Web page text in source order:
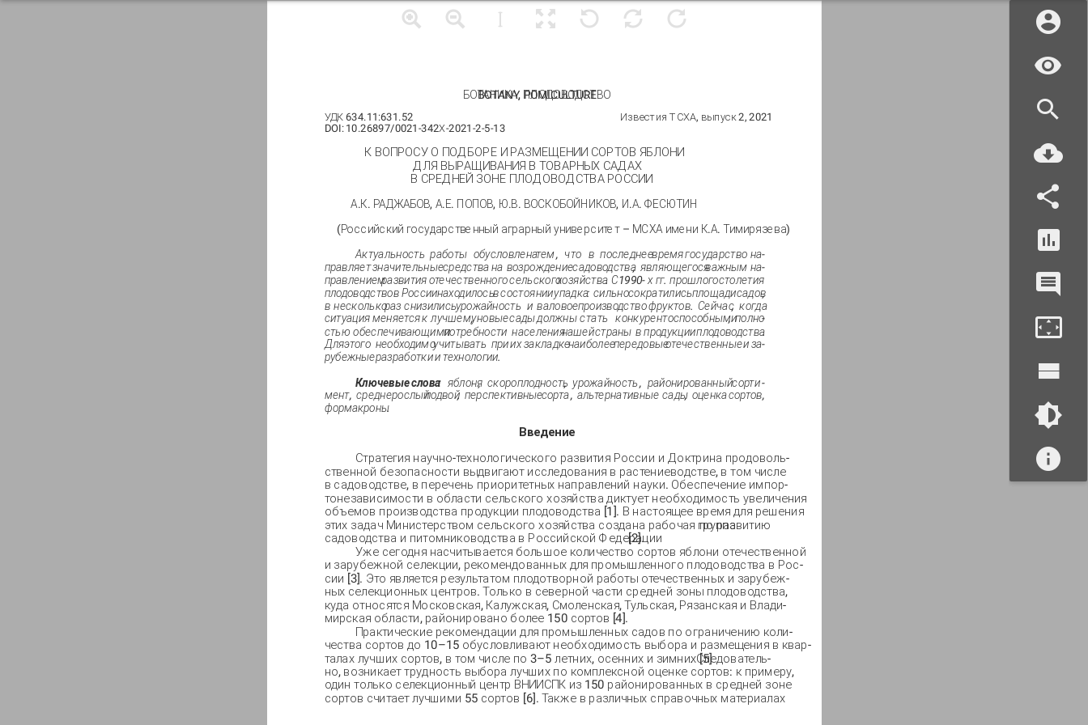
Известия ТСХА, выпуск 2, 2021
УДК 634.11:631.52
DOI: 10.26897/0021-342Х-2021-2-5-13
К ВОПРОСУ О ПОДБОРЕ И РАЗМЕЩЕНИИ СОРТОВ ЯБЛОНИ
ДЛЯ ВЫРАЩИВАНИЯ В ТОВАРНЫХ САДАХ
В СРЕДНЕЙ ЗОНЕ ПЛОДОВОДСТВА РОССИИ
А.К. РАДЖАБОВ, А.Е. ПОПОВ, Ю.В. ВОСКОБОЙНИКОВ, И.А. ФЕСЮТИН
(Российский государственный аграрный университет – МСХА имени К.А. Тимирязева)
Актуальность работы обусловленатем, что в последнеевремягосударство на-
правляетзначительныесредствана возрождениесадоводства
, являющегосяважным на-
правлениемразвитияотечественногосельскогохозяйства. С1990- х гг. прошлогостолетия
плодоводствов Россиинаходилосьвсостоянииупадка: сильносократилисьплощадисадов
,
в несколькораз снизилисьурожайность и валовоепроизводствофруктов. Сейчас, когда
ситуацияменяетсяк лучшему
, новыесадыдолжны стать конкурентоспособными
, полно-
стью обеспечивающимипотребности населениянашейстраны впродукцииплодоводства.
Дляэтого необходимоучитывать приих закладкенаиболеепередовыеотечественныеиза-
рубежныеразработкиитехнологии.
Ключевыеслова: яблоня
, скороплодность
, урожайность, районированныйсорти-
мент, среднерослыйподвой, перспективныесорта, альтернативные сады
, оценкасортов,
формакроны.
Введение
Стратегия научно-технологического развития России и Доктрина продоволь-
ственной безопасности выдвигают исследования в растениеводстве, в том числе
в садоводстве, в перечень приоритетных направлений науки. Обеспечение импор-
тонезависимости в области сельского хозяйства диктует необходимость увеличения
объемов производства продукции плодоводства [1]. В настоящее время для решения
этих задач Министерством сельского хозяйства создана рабочая группапо развитию
садоводства и питомниководства в Российской Федерации
[2].
Уже сегодня насчитывается большое количество сортов яблони отечественной
и зарубежной селекции, рекомендованных для промышленного плодоводства в Рос-
сии [3]. Это является результатом плодотворной работы отечественных и зарубеж-
ных селекционных центров. Только в северной части средней зоны плодоводства,
куда относятся Московская, Калужская, Смоленская, Тульская, Рязанская и Влади-
мирская области, районировано более 150 сортов [4].
Практические рекомендации для промышленных садов по ограничению коли-
чества сортов до 10–15 обусловливают необходимость выбора и размещения в квар-
талах лучших сортов, в том числе по 3–5 летних, осенних и зимних [5]
. Следователь-
но, возникает трудность выбора лучших по комплексной оценке сортов: к примеру,
один только селекционный центр ВНИИСПК из 150 районированных в средней зоне
сортов считает лучшими 55 сортов [6]. Также в различных справочных материалах
BOTANY, POMICULTURE
БОТАНИКА, ПЛОДОВОДСТВО